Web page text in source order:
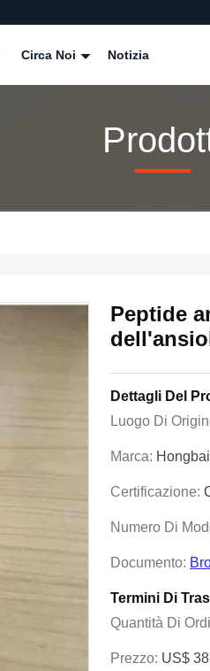
Circa Noi Notizia
Peptide
Dettagli Del
Luogo Di
Marca:
Certificazione:
Numero Di
Documento:
Termini Di
Quantità Di
Prezzo: US$